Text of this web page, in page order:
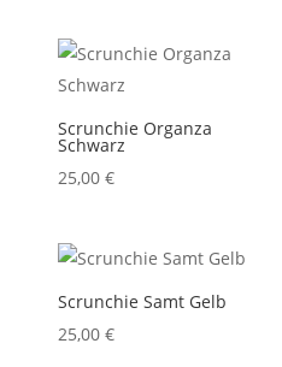
Scrunchie Organza
Schwarz
25,00€
Scrunchie Samt Gelb
25,00€